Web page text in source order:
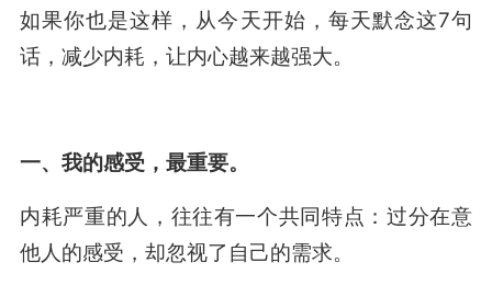
如果你也是这样，从今天开始，每天默念这7句
话，减少内耗，让内心越来越强大。
一、我的感受，最重要。
内耗严重的人，往往有一个共同特点：过分在意
他人的感受，却忽视了自己的需求。